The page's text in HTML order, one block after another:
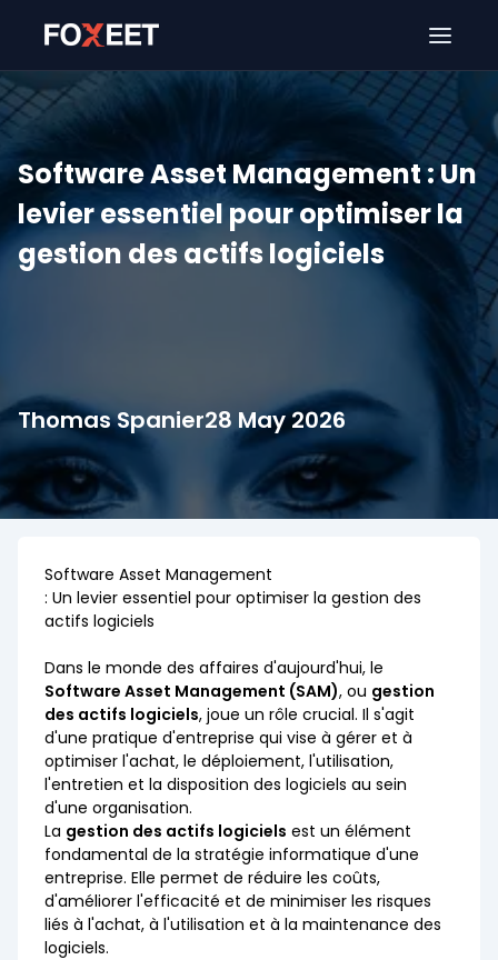
Software Asset Management : Un
levier essentiel pour optimiser la
gestion des actifs logiciels
Thomas Spanier28 May 2026
Software Asset Management
: Un levier essentiel pour optimiser la gestion des
actifs logiciels
Dans le monde des affaires d'aujourd'hui, le
Software Asset Management (SAM), ou gestion
des actifs logiciels, joue un rôle crucial. Il s'agit
d'une pratique d'entreprise qui vise à gérer et à
optimiser l'achat, le déploiement, l'utilisation,
l'entretien et la disposition des logiciels au sein
d'une organisation.
La gestion des actifs logiciels est un élément
fondamental de la stratégie informatique d'une
entreprise. Elle permet de réduire les coûts,
d'améliorer l'efficacité et de minimiser les risques
liés à l'achat, à l'utilisation et à la maintenance des
logiciels.